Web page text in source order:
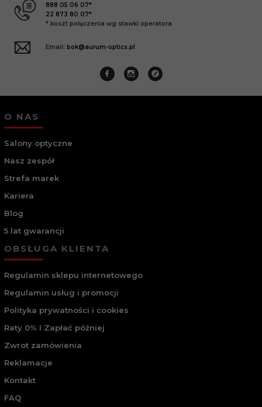
888 05 06 07*
22 873 80 07*
* koszt połączenia wg stawki operatora
Email: bok@aurum-optics.pl
O NAS
Salony optyczne
Nasz zespół
Strefa marek
Kariera
Blog
5 lat gwarancji
OBSŁUGA KLIENTA
Regulamin sklepu internetowego
Regulamin usług i promocji
Polityka prywatności i cookies
Raty 0% I Zapłać później
Zwrot zamówienia
Reklamacje
Kontakt
FAQ